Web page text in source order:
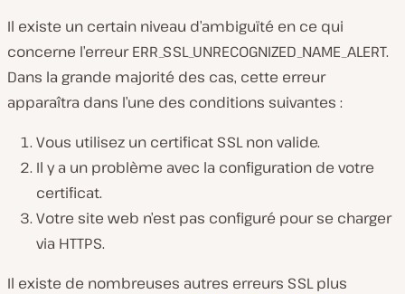
Il existe un certain niveau d’ambiguïté en ce qui
concerne l’erreur ERR_SSL_UNRECOGNIZED_NAME_ALERT.
Dans la grande majorité des cas, cette erreur
apparaîtra dans l’une des conditions suivantes :
Vous utilisez un certificat SSL non valide.
Il y a un problème avec la configuration de votre
certificat.
Votre site web n’est pas configuré pour se charger
via HTTPS.
Il existe de nombreuses autres erreurs SSL plus